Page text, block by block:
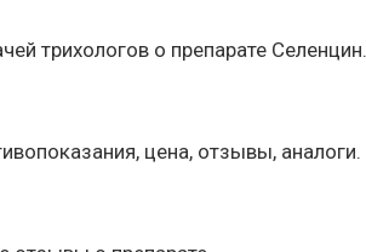
трихологов о препарате Селенцин.
цена, отзывы, аналоги.